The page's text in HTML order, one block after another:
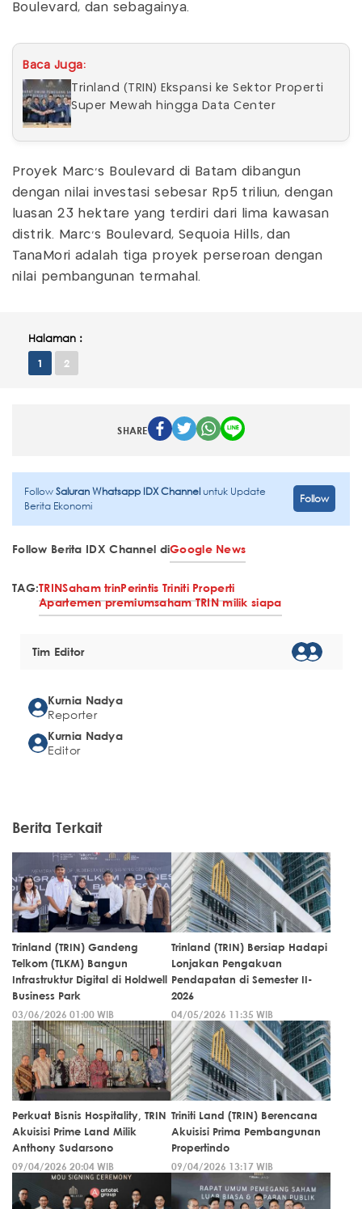
Boulevard, dan sebagainya.
Baca Juga:
Trinland (TRIN) Ekspansi ke Sektor Properti
Super Mewah hingga Data Center
Proyek Marc’s Boulevard di Batam dibangun
dengan nilai investasi sebesar Rp5 triliun, dengan
luasan 23 hektare yang terdiri dari lima kawasan
distrik. Marc’s Boulevard, Sequoia Hills, dan
TanaMori adalah tiga proyek perseroan dengan
nilai pembangunan termahal.
Halaman :
1 2
SHARE
FollowSaluran Whatsapp IDX Channeluntuk Update
Berita Ekonomi
Follow
Follow Berita IDX Channel diGoogle News
TAG:TRINSaham trinPerintis Triniti Properti
Apartemen premiumsaham TRIN milik siapa
Tim Editor
Kurnia Nadya
Reporter
Kurnia Nadya
Editor
Berita Terkait
Trinland (TRIN) Gandeng
Telkom (TLKM) Bangun
Infrastruktur Digital di Holdwell
Business Park
03/06/2026 01:00 WIB
Trinland (TRIN) Bersiap Hadapi
Lonjakan Pengakuan
Pendapatan di Semester II-
2026
04/05/2026 11:35 WIB
Perkuat Bisnis Hospitality, TRIN
Akuisisi Prime Land Milik
Anthony Sudarsono
09/04/2026 20:04 WIB
Triniti Land (TRIN) Berencana
Akuisisi Prima Pembangunan
Propertindo
09/04/2026 13:17 WIB